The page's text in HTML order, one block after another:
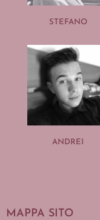
STEFANO
ANDREI
MAPPA SITO